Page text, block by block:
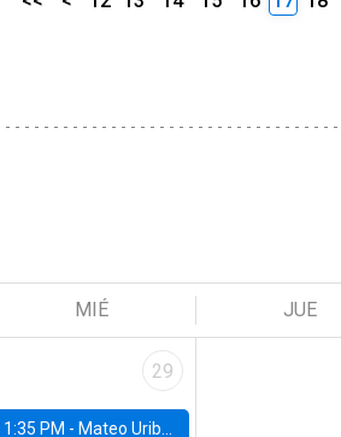
MIÉ JUE
29
1:35 PM - Mateo Uribe-Castro, Universidad de los Andes (Colombia)